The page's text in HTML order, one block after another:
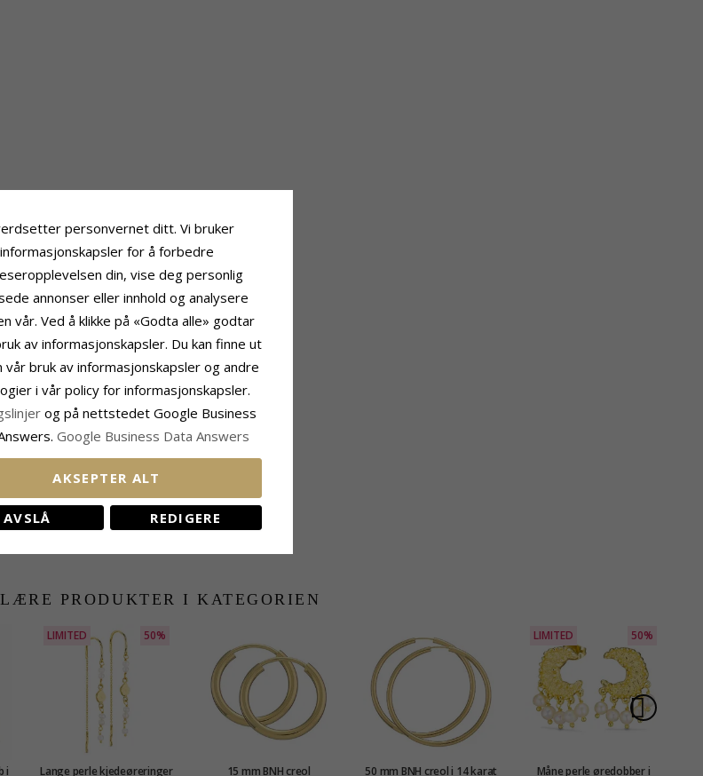
Leveringstid
Leveringstid:Ca. 5-10 Hverdager
PRODUKTER I KATEGORIEN
i
LIMITED 50%
Lange perle kjedeøreringer 15 mm BNH creol 50 mm BNH creol i 14 karat
LIMITED 50%
Måne perle øredobber i
personvernet ditt. Vi bruker
informasjonskapsler for å forbedre
din, vise deg personlig
annonser eller innhold og analysere
vår. Ved å klikke på «Godta alle» godtar
av informasjonskapsler. Du kan finne ut
vår bruk av informasjonskapsler og andre
i vår policy for informasjonskapsler.
og på nettstedet Google Business
Google Business Data Answers
AKSEPTER ALT
AVSLÅ REDIGERE